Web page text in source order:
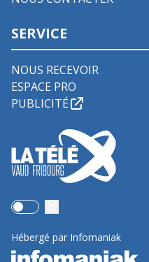
SERVICE
NOUS RECEVOIR
ESPACE PRO
PUBLICITÉ
Use setting
Hébergé par Infomaniak